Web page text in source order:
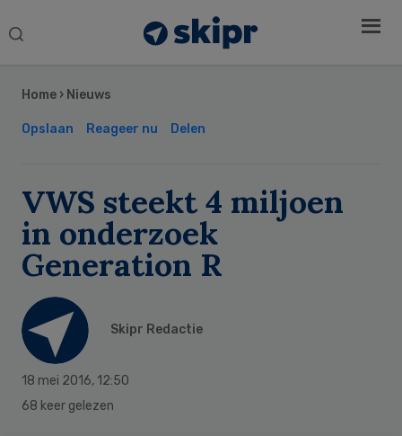
Search
Home › Nieuws
Opslaan Reageer nu Delen
VWS steekt 4 miljoen
in onderzoek
Generation R
Skipr Redactie
18 mei 2016, 12:50
68 keer gelezen
Sidebar